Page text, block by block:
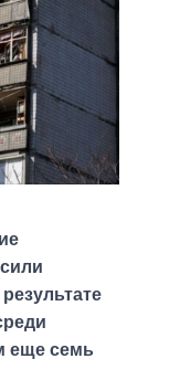
результате
еще семь